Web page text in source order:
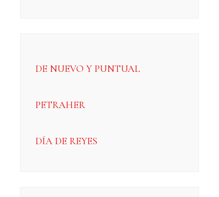
DE NUEVO Y PUNTUAL
PETRAHER
DÍA DE REYES